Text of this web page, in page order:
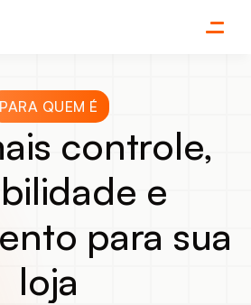
PARA QUEM É
controle,
e
para sua
loja